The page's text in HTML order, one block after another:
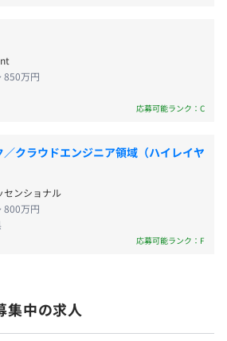
険・厚生年金加入・雇用保険・労災
850万円
応募可能ランク：C
クラウドエンジニア領域（ハイレイヤ
センショナル
800万円
応募可能ランク：F
集中の求人